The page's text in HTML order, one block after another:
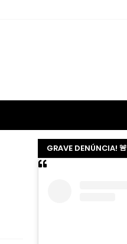
GRAVE DENÚNCIA! 🚨